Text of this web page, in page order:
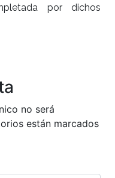
por dichos
no será
están marcados